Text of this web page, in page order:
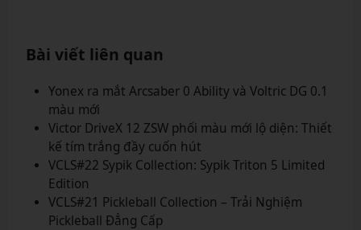
Bài viết liên quan
Yonex ra mắt Arcsaber 0 Ability và Voltric DG 0.1
màu mới
Victor DriveX 12 ZSW phối màu mới lộ diện: Thiết
kế tím trắng đầy cuốn hút
VCLS#22 Sypik Collection: Sypik Triton 5 Limited
Edition
VCLS#21 Pickleball Collection – Trải Nghiệm
Pickleball Đẳng Cấp